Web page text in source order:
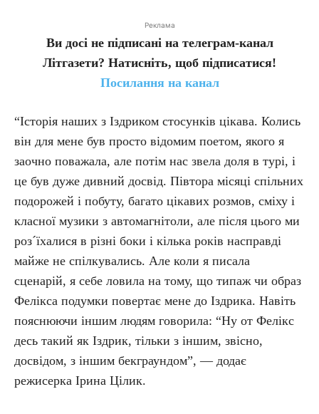
Реклама
Ви досі не підписані на телеграм-канал
Літгазети? Натисніть, щоб підписатися!
Посилання на канал
“Історія наших з Іздриком стосунків цікава. Колись
він для мене був просто відомим поетом, якого я
заочно поважала, але потім нас звела доля в турі, і
це був дуже дивний досвід. Півтора місяці спільних
подорожей і побуту, багато цікавих розмов, сміху і
класної музики з автомагнітоли, але після цього ми
роз´їхалися в різні боки і кілька років насправді
майже не спілкувались. Але коли я писала
сценарій, я себе ловила на тому, що типаж чи образ
Фелікса подумки повертає мене до Іздрика. Навіть
пояснюючи іншим людям говорила: “Ну от Фелікс
десь такий як Іздрик, тільки з іншим, звісно,
досвідом, з іншим бекграундом”, — додає
режисерка Ірина Цілик.